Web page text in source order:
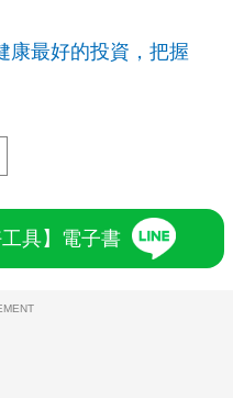
康最好的投資，把握
具】電子書